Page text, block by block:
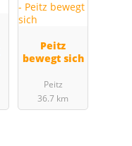
Peitz
bewegt sich
Peitz
36.7 km